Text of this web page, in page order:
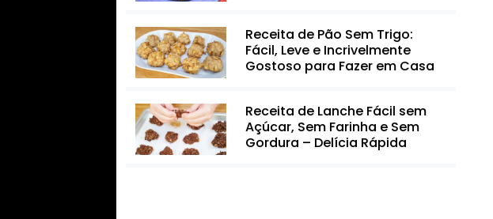
Receita de Pão Sem Trigo:
Fácil, Leve e Incrivelmente
Gostoso para Fazer em Casa
Receita de Lanche Fácil sem
Açúcar, Sem Farinha e Sem
Gordura – Delícia Rápida